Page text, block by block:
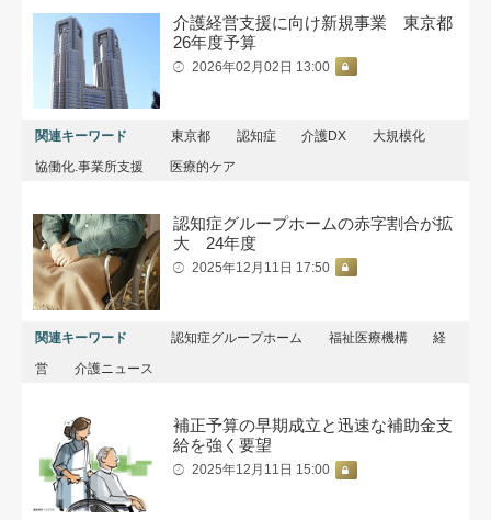
介護経営支援に向け新規事業 東京都
26年度予算
2026年02月02日 13:00
関連キーワード 東京都 認知症 介護DX
大規模化
協働化.事業所支援
医療的ケア
認知症グループホームの赤字割合が拡
大 24年度
2025年12月11日 17:50
関連キーワード 認知症グループホーム 福祉医療機構
経
営
介護ニュース
補正予算の早期成立と迅速な補助金支
給を強く要望
2025年12月11日 15:00